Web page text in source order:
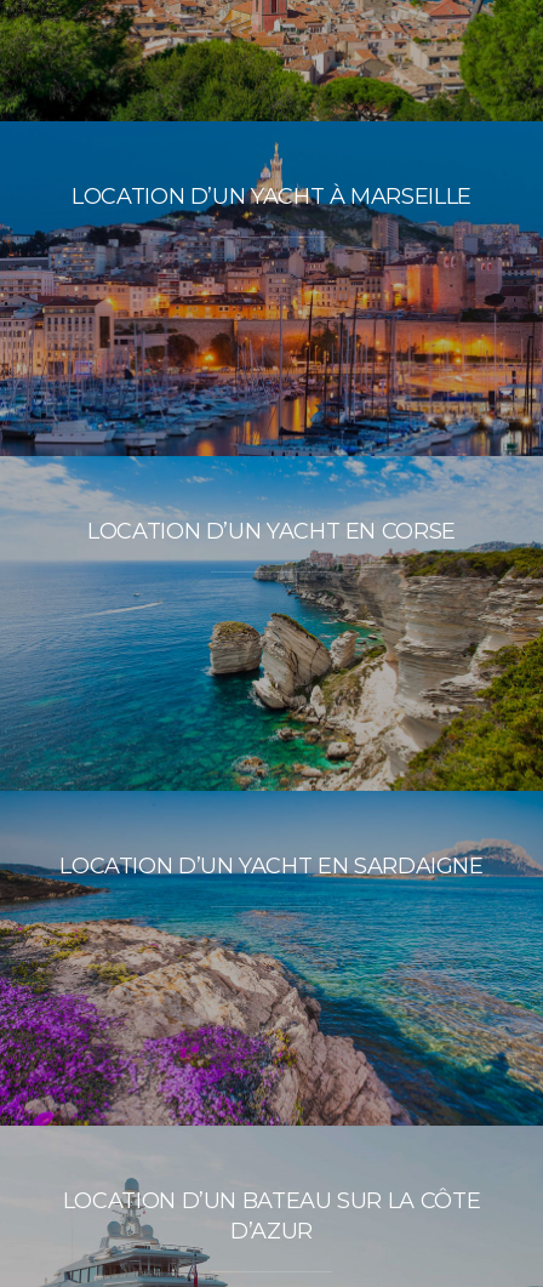
LOCATION D’UN YACHT À MARSEILLE
LOCATION D’UN YACHT EN CORSE
LOCATION D’UN YACHT EN SARDAIGNE
LOCATION D’UN BATEAU SUR LA CÔTE
D’AZUR